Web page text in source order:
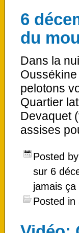
6
du
Dans la
pelotons
Quartier
Devaquet
assises
Posted
sur 6
jamais ça
Posted in